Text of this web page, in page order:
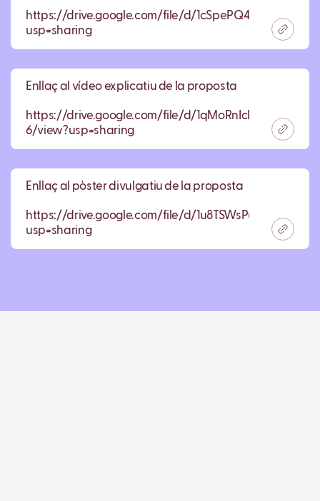
https://drive.google.com/file/d/
usp=sharing
Enllaç al vídeo explicatiu de la proposta
https://drive.google.com/file/d/
6/view?usp=sharing
Enllaç al pòster divulgatiu de la proposta
https://drive.google.com/file/d/
usp=sharing